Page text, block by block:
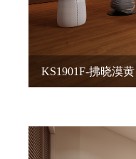
KS1901F-拂晓漠黄